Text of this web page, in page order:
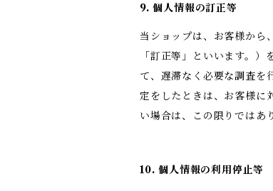
9. 個人情報の訂正等
当ショップは、お客様から
「訂正等」といいます。
て、遅滞なく必要な調査を
定をしたときは、お客様に
い場合は、この限りではあ
10. 個人情報の利用停止等